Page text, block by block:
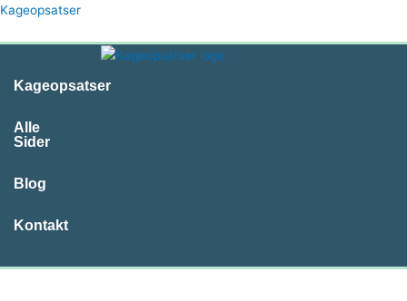
Gå
indholdet
Kageopsatser
Kageopsatser
Alle
Sider
Blog
Kontakt